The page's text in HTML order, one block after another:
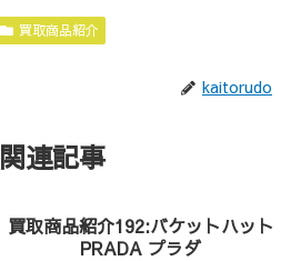
買取商品紹介
kaitorudo
関連記事
買取商品紹介192:バケットハット
PRADA プラダ